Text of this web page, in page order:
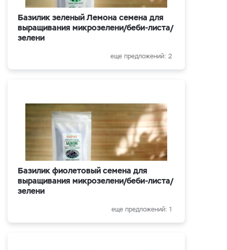
Базилик зеленый Лемона семена для
выращивания микрозелени/беби-листа/
зелени
еще предложений: 2
Базилик фиолетовый семена для
выращивания микрозелени/беби-листа/
зелени
еще предложений: 1